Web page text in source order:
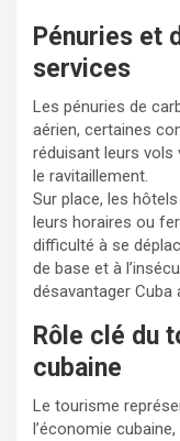
Pénuries et
services
Les pénuries de
aérien, certaines
réduisant leurs vols
le ravitaillement.
Sur place, les
leurs horaires ou
difficulté à se
de base et à
désavantager Cuba
Rôle clé du
cubaine
Le tourisme
l’économie